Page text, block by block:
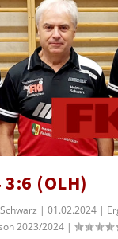
3:6 (OLH)
|01.02.2024 |
2023/2024 |